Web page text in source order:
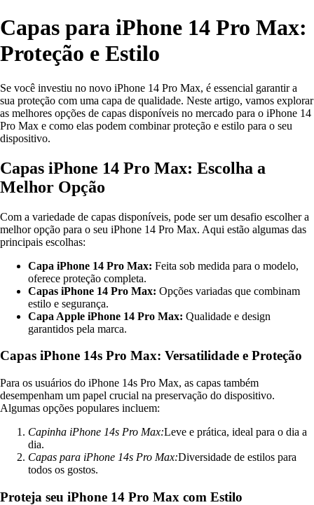
Capas para iPhone 14 Pro Max:
Proteção e Estilo
Se você investiu no novo iPhone 14 Pro Max, é essencial garantir a
sua proteção com uma capa de qualidade. Neste artigo, vamos explorar
as melhores opções de capas disponíveis no mercado para o iPhone 14
Pro Max e como elas podem combinar proteção e estilo para o seu
dispositivo.
Capas iPhone 14 Pro Max: Escolha a
Melhor Opção
Com a variedade de capas disponíveis, pode ser um desafio escolher a
melhor opção para o seu iPhone 14 Pro Max. Aqui estão algumas das
principais escolhas:
Capa iPhone 14 Pro Max: Feita sob medida para o modelo,
oferece proteção completa.
Capas iPhone 14 Pro Max: Opções variadas que combinam
estilo e segurança.
Capa Apple iPhone 14 Pro Max: Qualidade e design
garantidos pela marca.
Capas iPhone 14s Pro Max: Versatilidade e Proteção
Para os usuários do iPhone 14s Pro Max, as capas também
desempenham um papel crucial na preservação do dispositivo.
Algumas opções populares incluem:
Capinha iPhone 14s Pro Max:Leve e prática, ideal para o dia a
dia.
Capas para iPhone 14s Pro Max:Diversidade de estilos para
todos os gostos.
Proteja seu iPhone 14 Pro Max com Estilo